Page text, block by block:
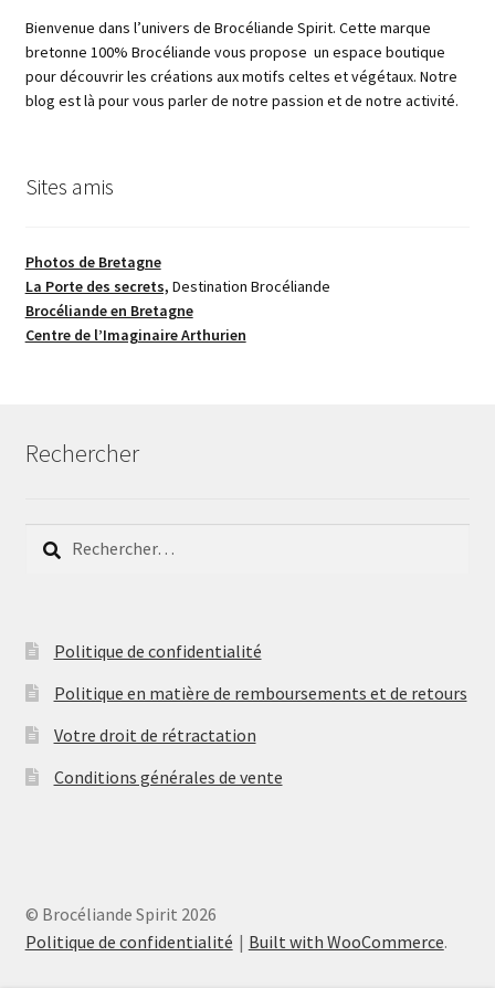
Bienvenue dans l’univers de Brocéliande Spirit. Cette marque
bretonne 100% Brocéliande vous propose un espace boutique
pour découvrir les créations aux motifs celtes et végétaux. Notre
blog est là pour vous parler de notre passion et de notre activité.
Sites amis
Photos de Bretagne
La Porte des secrets, Destination Brocéliande
Brocéliande en Bretagne
Centre de l’Imaginaire Arthurien
Rechercher
Rechercher :
Politique de confidentialité
Politique en matière de remboursements et de retours
Votre droit de rétractation
Conditions générales de vente
© Brocéliande Spirit 2026
Politique de confidentialité
Built with WooCommerce.